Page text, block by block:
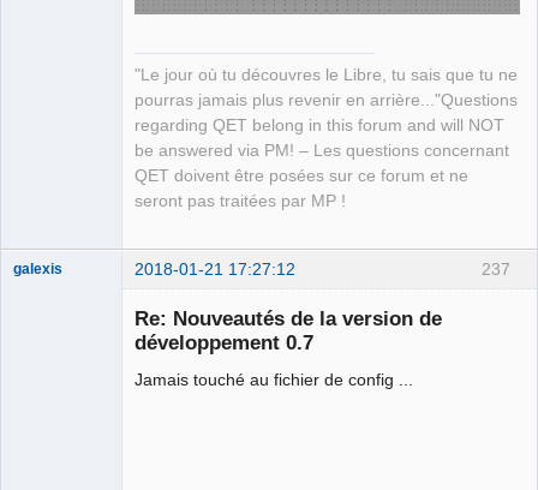
"Le jour où tu découvres le Libre, tu sais que tu ne
pourras jamais plus revenir en arrière..."Questions
regarding QET belong in this forum and will NOT
be answered via PM! – Les questions concernant
QET doivent être posées sur ce forum et ne
seront pas traitées par MP !
237
galexis 2018-01-21 17:27:12
Re: Nouveautés de la version de
développement 0.7
Jamais touché au fichier de config ...